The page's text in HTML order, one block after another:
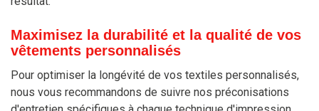
Maximisez la durabilité et la qualité de vos
vêtements personnalisés
Pour optimiser la longévité de vos textiles personnalisés,
nous vous recommandons de suivre nos préconisations